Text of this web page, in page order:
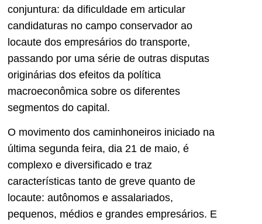
conjuntura: da dificuldade em articular
candidaturas no campo conservador ao
locaute dos empresários do transporte,
passando por uma série de outras disputas
originárias dos efeitos da política
macroeconômica sobre os diferentes
segmentos do capital.
O movimento dos caminhoneiros iniciado na
última segunda feira, dia 21 de maio, é
complexo e diversificado e traz
características tanto de greve quanto de
locaute: autônomos e assalariados,
pequenos, médios e grandes empresários. E